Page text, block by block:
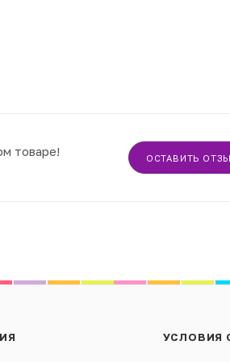
ОСТАВИТЬ
товаре!
УСЛОВИЯ